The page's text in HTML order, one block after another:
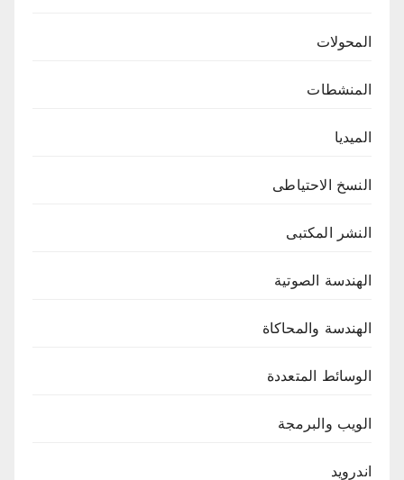
المحولات
المنشطات
الميديا
النسخ الاحتياطى
النشر المكتبى
الهندسة الصوتية
الهندسة والمحاكاة
الوسائط المتعددة
الويب والبرمجة
اندرويد